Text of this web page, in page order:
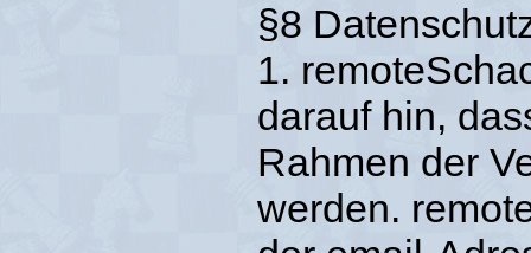
§8
1.
darauf hin,
Rahmen der
werden.